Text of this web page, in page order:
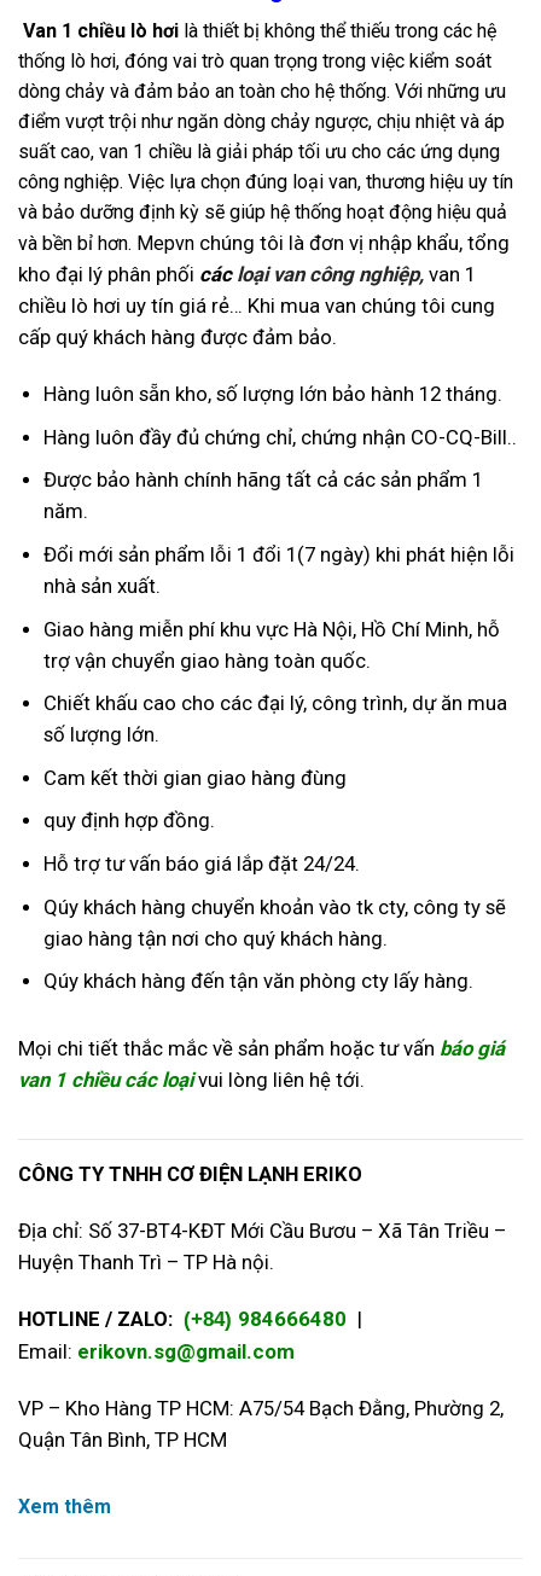
Van 1 chiều lò hơi là thiết bị không thể thiếu trong các hệ
thống lò hơi, đóng vai trò quan trọng trong việc kiểm soát
dòng chảy và đảm bảo an toàn cho hệ thống. Với những ưu
điểm vượt trội như ngăn dòng chảy ngược, chịu nhiệt và áp
suất cao, van 1 chiều là giải pháp tối ưu cho các ứng dụng
công nghiệp. Việc lựa chọn đúng loại van, thương hiệu uy tín
và bảo dưỡng định kỳ sẽ giúp hệ thống hoạt động hiệu quả
và bền bỉ hơn. Mepvn chúng tôi là đơn vị nhập khẩu, tổng
kho đại lý phân phối các loại van công nghiệp, van 1
chiều lò hơi uy tín giá rẻ… Khi mua van chúng tôi cung
cấp quý khách hàng được đảm bảo.
Hàng luôn sẵn kho, số lượng lớn bảo hành 12 tháng.
Hàng luôn đầy đủ chứng chỉ, chứng nhận CO-CQ-Bill..
Được bảo hành chính hãng tất cả các sản phẩm 1
năm.
Đổi mới sản phẩm lỗi 1 đổi 1(7 ngày) khi phát hiện lỗi
nhà sản xuất.
Giao hàng miễn phí khu vực Hà Nội, Hồ Chí Minh, hỗ
trợ vận chuyển giao hàng toàn quốc.
Chiết khấu cao cho các đại lý, công trình, dự ăn mua
số lượng lớn.
Cam kết thời gian giao hàng đùng
quy định hợp đồng.
Hỗ trợ tư vấn báo giá lắp đặt 24/24.
Qúy khách hàng chuyển khoản vào tk cty, công ty sẽ
giao hàng tận nơi cho quý khách hàng.
Qúy khách hàng đến tận văn phòng cty lấy hàng.
Mọi chi tiết thắc mắc về sản phẩm hoặc tư vấn báo giá
van 1 chiều các loạivui lòng liên hệ tới.
CÔNG TY TNHH CƠ ĐIỆN LẠNH ERIKO
Địa chỉ: Số 37-BT4-KĐT Mới Cầu Bươu – Xã Tân Triều –
Huyện Thanh Trì – TP Hà nội.
HOTLINE / ZALO: (+84) 984666480 |
Email: erikovn.sg@gmail.com
VP – Kho Hàng TP HCM: A75/54 Bạch Đằng, Phường 2,
Quận Tân Bình, TP HCM
Xem thêm